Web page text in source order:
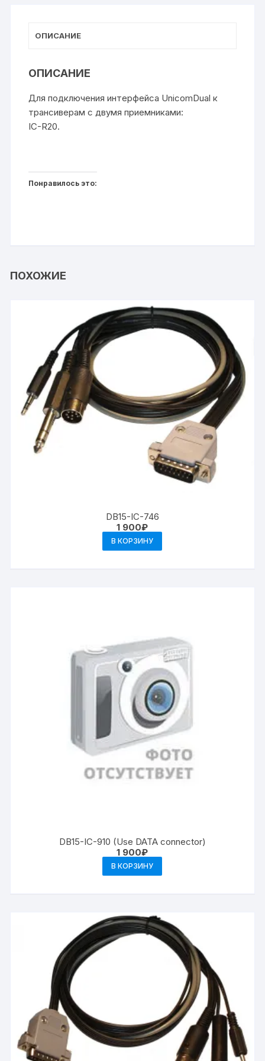
ОПИСАНИЕ
ОПИСАНИЕ
Для подключения интерфейса UnicomDual к
трансиверам с двумя приемниками:
IC-R20.
Понравилось это:
ПОХОЖИЕ
DB15-IC-746
1 900₽
В КОРЗИНУ
DB15-IC-910 (Use DATA connector)
1 900₽
В КОРЗИНУ